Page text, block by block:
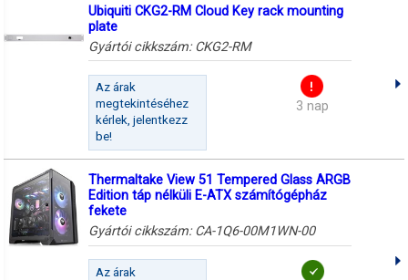
Ubiquiti CKG2-RM Cloud Key rack mounting
plate
Gyártói cikkszám: CKG2-RM
Az árak
megtekintéséhez
kérlek, jelentkezz
be!
3 nap
Thermaltake View 51 Tempered Glass ARGB
Edition táp nélküli E-ATX számítógépház
fekete
Gyártói cikkszám: CA-1Q6-00M1WN-00
Az árak